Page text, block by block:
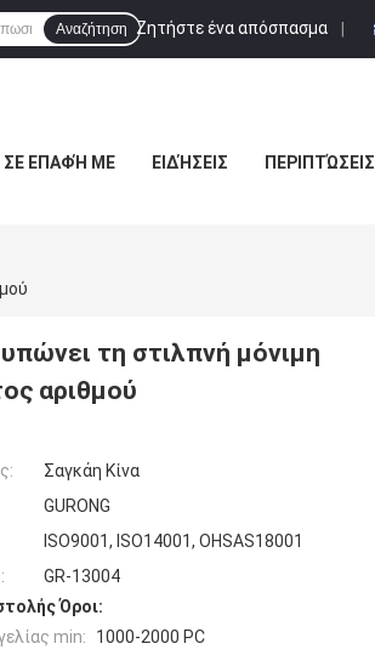
Ζητήστε ένα απόσπασμα |
Αναζήτηση
ΣΕ ΕΠΑΦΉ ΜΕ ΕΙΔΉΣΕΙΣ ΠΕΡΙΠΤΏΣΕΙΣ
τη στιλπνή μόνιμη
αριθμού
Σαγκάη Κίνα
GURONG
ISO9001, ISO14001, OHSAS18001
GR-13004
Όροι:
min:
1000-2000 PC